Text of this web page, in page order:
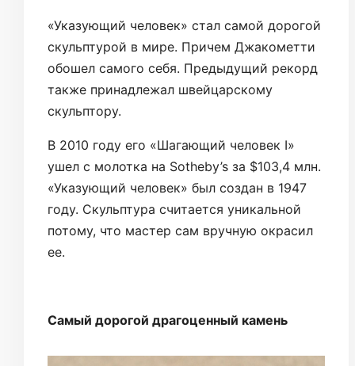
«Указующий человек» стал самой дорогой
скульптурой в мире. Причем Джакометти
обошел самого себя. Предыдущий рекорд
также принадлежал швейцарскому
скульптору.
В 2010 году его «Шагающий человек I»
ушел с молотка на Sotheby’s за $103,4 млн.
«Указующий человек» был создан в 1947
году. Скульптура считается уникальной
потому, что мастер сам вручную окрасил
ее.
Самый дорогой драгоценный камень